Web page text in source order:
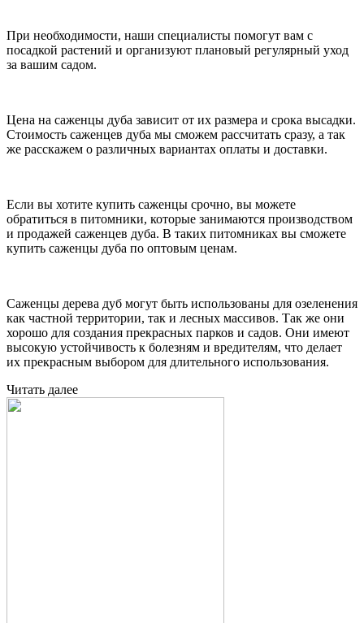
При необходимости, наши специалисты помогут вам с
посадкой растений и организуют плановый регулярный уход
за вашим садом.
Цена на саженцы дуба зависит от их размера и срока высадки.
Стоимость саженцев дуба мы сможем рассчитать сразу, а так
же расскажем о различных вариантах оплаты и доставки.
Если вы хотите купить саженцы срочно, вы можете
обратиться в питомники, которые занимаются производством
и продажей саженцев дуба. В таких питомниках вы сможете
купить саженцы дуба по оптовым ценам.
Саженцы дерева дуб могут быть использованы для озеленения
как частной территории, так и лесных массивов. Так же они
хорошо для создания прекрасных парков и садов. Они имеют
высокую устойчивость к болезням и вредителям, что делает
их прекрасным выбором для длительного использования.
Читать далее